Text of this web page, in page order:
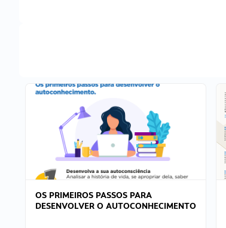
OS PRIMEIROS PASSOS PARA
DESENVOLVER O AUTOCONHECIMENTO